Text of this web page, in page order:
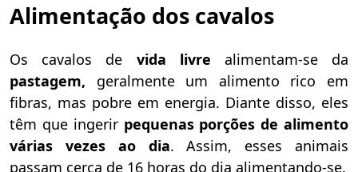
Alimentação dos cavalos
Os cavalos de vida livre alimentam-se da
pastagem, geralmente um alimento rico em
fibras, mas pobre em energia. Diante disso, eles
têm que ingerir pequenas porções de alimento
várias vezes ao dia. Assim, esses animais
passam cerca de 16 horas do dia alimentando-se.